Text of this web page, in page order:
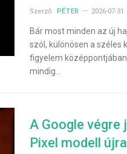
Szerző: PÉTER 2026-07-31
Bár most minden az új
szól, különösen a széles
figyelem
mindig…
A Google
Pixel modell